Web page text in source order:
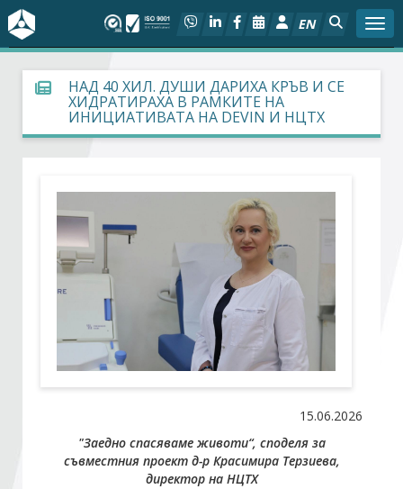
EN
За БСК
На фокус
Социален диалог
Дейности
Арбитражен съд
Стани член
НАД 40 ХИЛ. ДУШИ ДАРИХА КРЪВ И СЕ
ХИДРАТИРАХА В РАМКИТЕ НА
ИНИЦИАТИВАТА НА DEVIN И НЦТХ
15.06.2026
"Заедно спасяваме животи“, споделя за
съвместния проект д-р Красимира Терзиева,
директор на НЦТХ